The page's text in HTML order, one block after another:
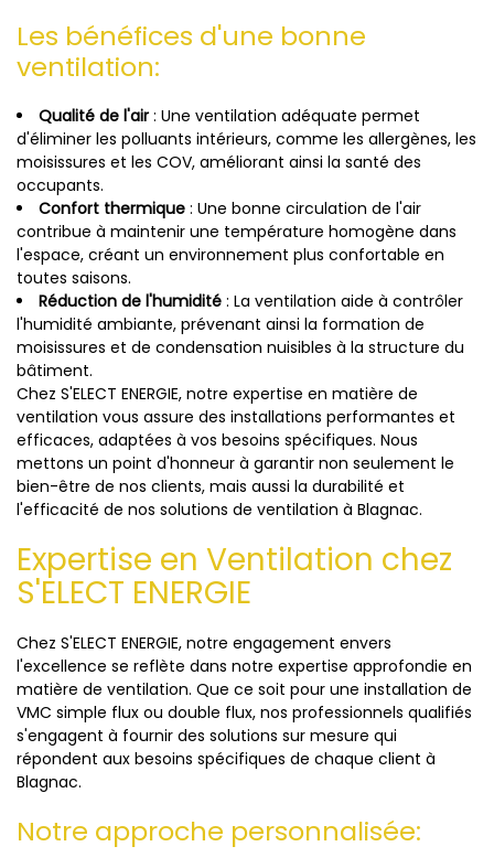
Les bénéfices d'une bonne
ventilation:
Qualité de l'air: Une ventilation adéquate permet
d'éliminer les polluants intérieurs, comme les allergènes, les
moisissures et les COV, améliorant ainsi la santé des
occupants.
Confort thermique : Une bonne circulation de l'air
contribue à maintenir une température homogène dans
l'espace, créant un environnement plus confortable en
toutes saisons.
Réduction de l'humidité : La ventilation aide à contrôler
l'humidité ambiante, prévenant ainsi la formation de
moisissures et de condensation nuisibles à la structure du
bâtiment.
Chez S'ELECT ENERGIE, notre expertise en matière de
ventilation vous assure des installations performantes et
efficaces, adaptées à vos besoins spécifiques. Nous
mettons un point d'honneur à garantir non seulement le
bien-être de nos clients, mais aussi la durabilité et
l'efficacité de nos solutions de ventilation à Blagnac.
Expertise en Ventilation chez
S'ELECT ENERGIE
Chez S'ELECT ENERGIE, notre engagement envers
l'excellence se reflète dans notre expertise approfondie en
matière de ventilation. Que ce soit pour une installation de
VMC simple flux ou double flux, nos professionnels qualifiés
s'engagent à fournir des solutions sur mesure qui
répondent aux besoins spécifiques de chaque client à
Blagnac.
Notre approche personnalisée: